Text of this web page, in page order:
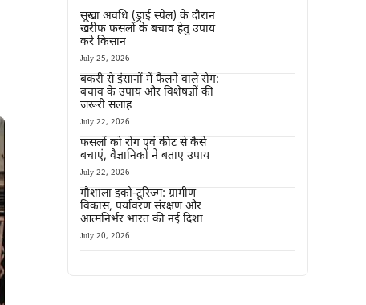
सूखा अवधि (ड्राई स्पेल) के दौरान
खरीफ फसलों के बचाव हेतु उपाय
करे किसान
July 25, 2026
बकरी से इंसानों में फैलने वाले रोग:
बचाव के उपाय और विशेषज्ञों की
जरूरी सलाह
July 22, 2026
फसलों को रोग एवं कीट से कैसे
बचाएं, वैज्ञानिकों ने बताए उपाय
July 22, 2026
गौशाला इको-टूरिज्म: ग्रामीण
विकास, पर्यावरण संरक्षण और
आत्मनिर्भर भारत की नई दिशा
July 20, 2026